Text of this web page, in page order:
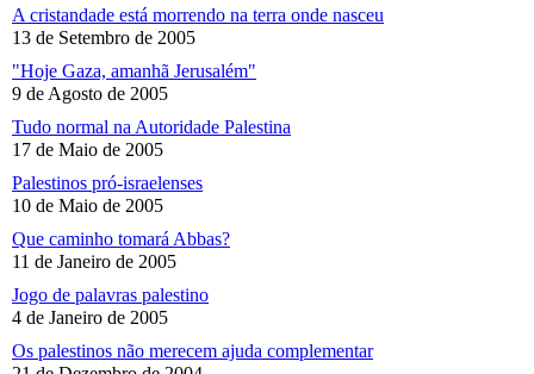
A cristandade está morrendo na terra onde nasceu
13 de Setembro de 2005
"Hoje Gaza, amanhã Jerusalém"
9 de Agosto de 2005
Tudo normal na Autoridade Palestina
17 de Maio de 2005
Palestinos pró-israelenses
10 de Maio de 2005
Que caminho tomará Abbas?
11 de Janeiro de 2005
Jogo de palavras palestino
4 de Janeiro de 2005
Os palestinos não merecem ajuda complementar